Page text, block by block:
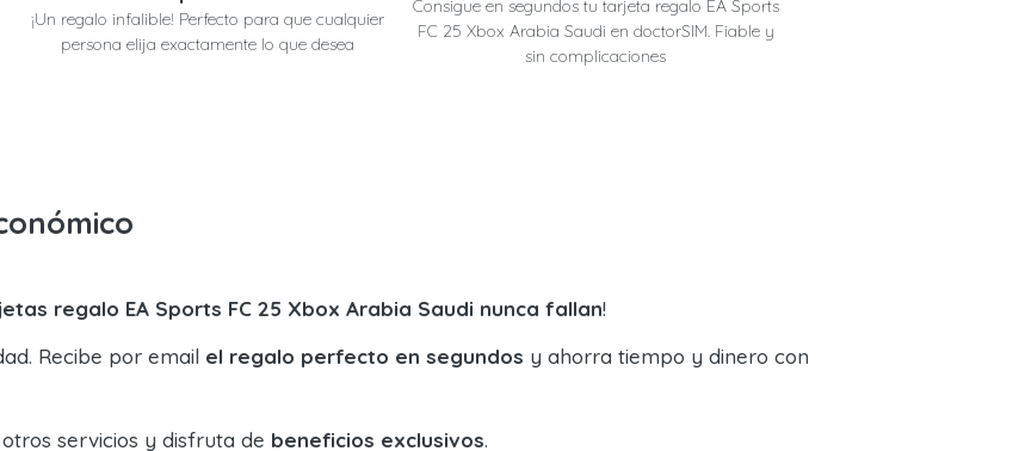
¡Un regalo infalible! Perfecto para que cualquier
persona elija exactamente lo que desea
Consigue en segundos tu tarjeta regalo EA Sports
FC 25 Xbox Arabia Saudi en doctorSIM. Fiable y
sin complicaciones
regalo EA Sports FC 25 Xbox Arabia Saudi nunca fallan!
Recibe por email el regalo perfecto en segundos y ahorra tiempo y dinero con
servicios y disfruta de beneficios exclusivos.